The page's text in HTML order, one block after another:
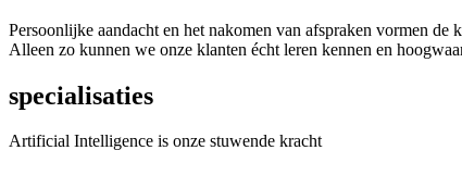
Persoonlijke aandacht en het nakomen van afspraken vormen
Alleen zo kunnen we onze klanten écht leren kennen en
specialisaties
Artificial Intelligence is onze stuwende kracht